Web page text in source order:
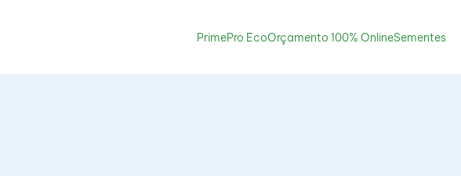
PrimePro EcoOrçamento 100% OnlineSementes